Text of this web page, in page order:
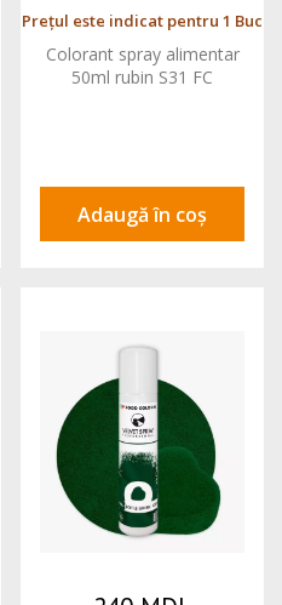
Prețul este indicat pentru 1 Buc
Colorant spray alimentar
50ml rubin S31 FC
Adaugă în coș